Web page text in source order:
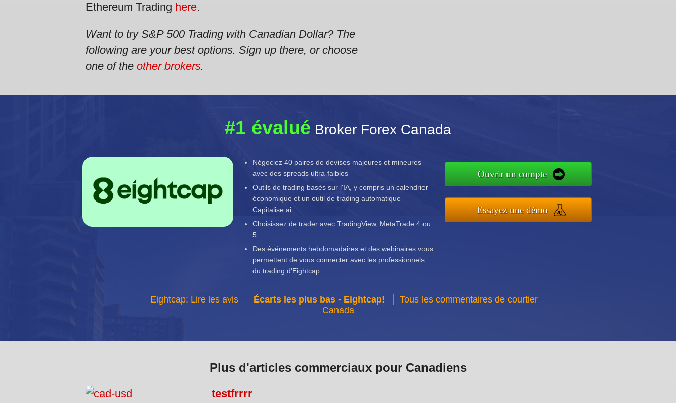
Ethereum Trading here.
Want to try S&P 500 Trading with Canadian Dollar? The
following are your best options. Sign up there, or choose
one of the other brokers.
#1 évalué Broker Forex Canada
Négociez 40 paires de devises majeures et mineures
avec des spreads ultra-faibles
Outils de trading basés sur l'IA, y compris un calendrier
économique et un outil de trading automatique
Capitalise.ai
Choisissez de trader avec TradingView, MetaTrade 4 ou
5
Des événements hebdomadaires et des webinaires vous
permettent de vous connecter avec les professionnels
du trading d'Eightcap
Ouvrir un compte
Essayez une démo
Eightcap: Lire les avis Écarts les plus bas - Eightcap!
Tous les commentaires de courtier
Canada
Plus d'articles commerciaux pour Canadiens
testfrrrr